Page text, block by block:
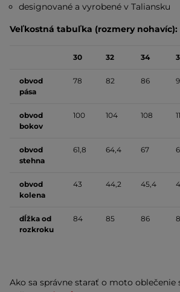
designované a vyrobené v Taliansku
Veľkostná tabuľka (rozmery nohavíc):
30 32 34
obvod
pása
78 82 86
obvod
bokov
100 104 108
obvod
stehna
61,8 64,4 67
obvod
kolena
43 44,2 45,4
dĺžka od
rozkroku
84 85 86
Ako sa správne starať o moto oblečenie